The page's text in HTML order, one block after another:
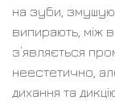
на зуби,
випирають, між
з’являється
неестетично,
дихання та